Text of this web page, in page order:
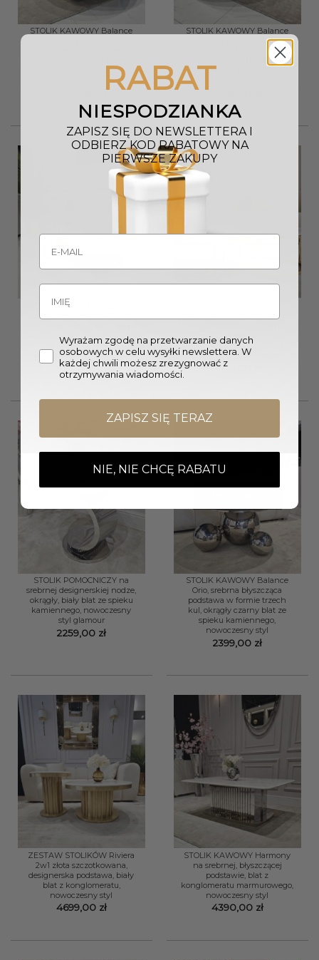
STOLIK KAWOWY Balance
spieku kamiennego,
nowoczesny styl
zł
STOLIK KAWOWY Balance
Orio, srebrna błyszcząca
podstawa w formie trzech
kul, okrągły biały blat ze
spieku kamiennego,
ZESTAW DWÓCH STOLIKÓW
KAWOWYCH Anne Silver
srebrne błyszczące elementy,
srebrne nogi, blat z
konglomeratu marmurowego
4999,00zł
KAWOWYCH 2w1 na złotym
stelażu, białe blaty z
konglomeratu marmurowego,
nowoczesny styl
2699,00
STOLIK POMOCNICZY na
srebrnej designerskiej nodze,
okrągły, biały blat ze spieku
kamiennego, nowoczesny
styl glamour
2259,00 zł
STOLIK KAWOWY Balance
Orio, srebrna błyszcząca
podstawa w formie trzech
kul, okrągły czarny blat ze
spieku kamiennego,
nowoczesny styl
2399,00 zł
ZESTAW STOLIKÓW Riviera
2w1 złota szczotkowana,
designerska podstawa, biały
blat z konglomeratu,
nowoczesny styl
4699,00 zł
STOLIK KAWOWY Harmony
na srebrnej, błyszczącej
podstawie, blat z
konglomeratu marmurowego,
nowoczesny styl
4390,00 zł
RABAT
NIESPODZIANKA
ZAPISZ SIĘ DO NEWSLETTERA I
ODBIERZ KOD RABATOWY NA
PIERWSZE ZAKUPY
Wyrażam zgodę na przetwarzanie danych
osobowych w celu wysyłki newslettera. W
każdej chwili możesz zrezygnować z
otrzymywania wiadomości.
ZAPISZ SIĘ TERAZ
NIE, NIE CHCĘ RABATU